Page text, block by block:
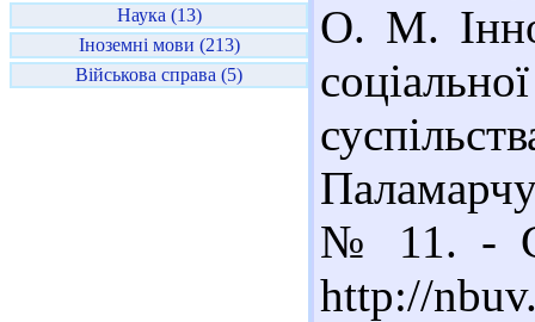
Наука (13)
Іноземні мови (213)
Військова справа (5)
О. М.
№ 11. -
http://